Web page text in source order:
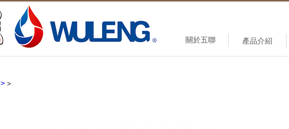
關於五聯 產品介紹
> >